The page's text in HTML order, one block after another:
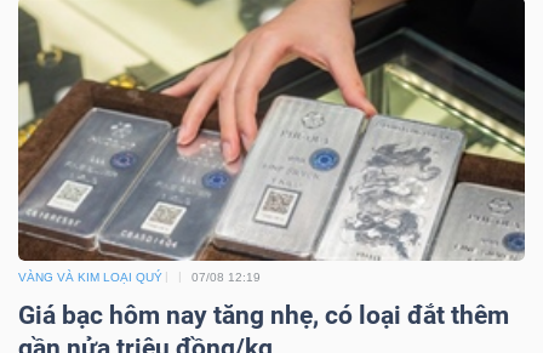
VÀNG VÀ KIM LOẠI QUÝ 07/08 12:19
Giá bạc hôm nay tăng nhẹ, có loại đắt thêm
(-)
Dịch
vụ
(-)
Đào
tạo